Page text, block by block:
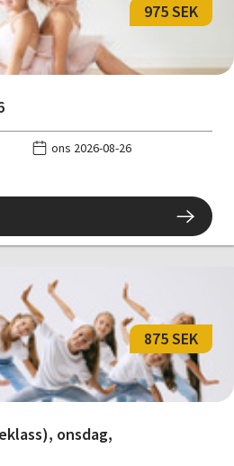
975 SEK
ons 2026-08-26
onsdag,
875 SEK